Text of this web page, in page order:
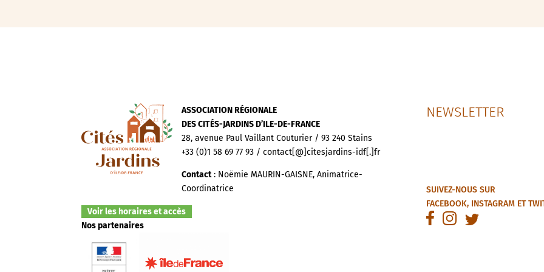
ASSOCIATION RÉGIONALE
DES CITÉS-JARDINS D’ILE-DE-FRANCE
28, avenue Paul Vaillant Couturier / 93 240 Stains
+33 (0)1 58 69 77 93 / contact[@]citesjardins-idf[.]fr
Contact: Noëmie MAURIN-GAISNE, Animatrice-
Coordinatrice
Voir les horaires et accès
Nos partenaires
NEWSLETTER
SUIVEZ-NOUS SUR
FACEBOOK, INSTAGRAMET